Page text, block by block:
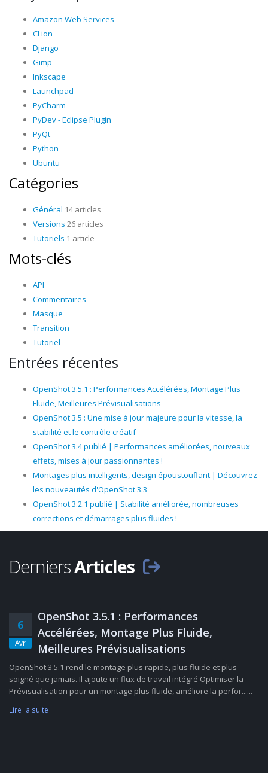
Amazon Web Services
CLion
Django
Gimp
Inkscape
Launchpad
PyCharm
PyDev - Eclipse Plugin
PyQt
Python
Ubuntu
Catégories
Général 14 articles
Versions 26 articles
Tutoriels 1 article
Mots-clés
API
Commentaires
Masque
Transition
Tutoriel
Entrées récentes
OpenShot 3.5.1 : Performances Accélérées, Montage Plus
Fluide, Meilleures Prévisualisations
OpenShot 3.5 : Une mise à jour majeure pour la vitesse, la
stabilité et le contrôle créatif
OpenShot 3.4 publié | Performances améliorées, nouveaux
effets, mises à jour passionnantes !
Montages plus intelligents, design époustouflant | Découvrez
les nouveautés d'OpenShot 3.3
OpenShot 3.2.1 publié | Stabilité améliorée, nombreuses
corrections et démarrages plus fluides !
DerniersArticles
6
Avr
OpenShot 3.5.1 : Performances
Accélérées, Montage Plus Fluide,
Meilleures Prévisualisations
OpenShot 3.5.1 rend le montage plus rapide, plus fluide et plus
soigné que jamais. Il ajoute un flux de travail intégré Optimiser la
Prévisualisation pour un montage plus fluide, améliore la perfor......
Lire la suite